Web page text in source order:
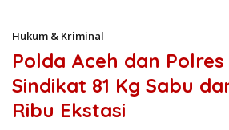
Hukum & Kriminal
Polda Aceh dan
Sindikat 81 Kg Sabu
Ribu Ekstasi